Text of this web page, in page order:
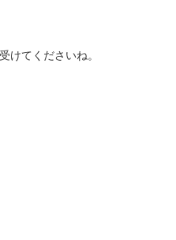
けてくださいね。